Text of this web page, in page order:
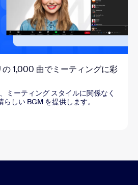
1,000 曲でミーティングに彩
ミーティング スタイルに関係なく
しい BGM を提供します。